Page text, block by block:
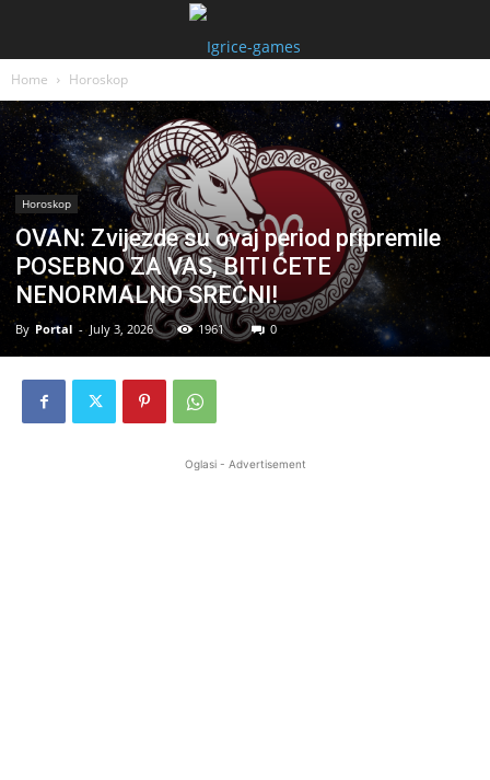
Home Horoskop
Horoskop
OVAN: Zvijezde su ovaj period pripremile
POSEBNO ZA VAS, BITI ĆETE
NENORMALNO SREĆNI!
By Portal - July 3, 2026 1961 0
Oglasi - Advertisement